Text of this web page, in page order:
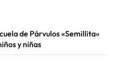
de Párvulos «Semillita»
y niñas